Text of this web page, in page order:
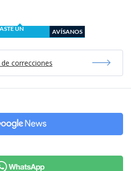
UN
AVÍSANOS
correcciones